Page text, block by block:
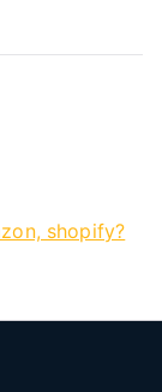
shopify?